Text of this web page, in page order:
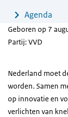
Agenda
Geboren op 7
Partij: VVD
Nederland moet
worden. Samen
op innovatie en
verlichten van